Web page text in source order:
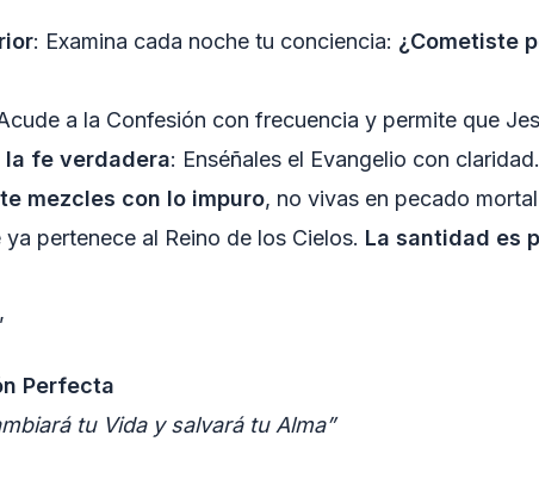
: Examina cada noche tu conciencia: ¿Cometiste
a la Confesión con frecuencia y permite que
la fe verdadera: Enséñales el Evangelio con
mezcles con lo impuro, no vivas en pecado
pertenece al Reino de los Cielos. La santidad es
Perfecta
tu Vida y salvará tu Alma”